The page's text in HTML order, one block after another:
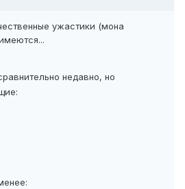
ужастики (мона
недавно, но